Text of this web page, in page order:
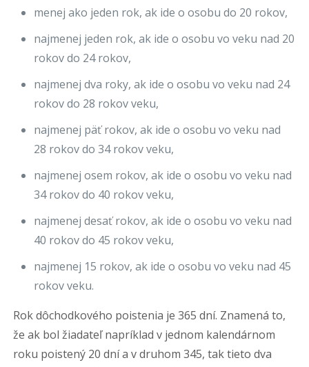
menej ako jeden rok, ak ide o osobu do 20 rokov,
najmenej jeden rok, ak ide o osobu vo veku nad 20
rokov do 24 rokov,
najmenej dva roky, ak ide o osobu vo veku nad 24
rokov do 28 rokov veku,
najmenej päť rokov, ak ide o osobu vo veku nad
28 rokov do 34 rokov veku,
najmenej osem rokov, ak ide o osobu vo veku nad
34 rokov do 40 rokov veku,
najmenej desať rokov, ak ide o osobu vo veku nad
40 rokov do 45 rokov veku,
najmenej 15 rokov, ak ide o osobu vo veku nad 45
rokov veku.
Rok dôchodkového poistenia je 365 dní. Znamená to,
že ak bol žiadateľ napríklad v jednom kalendárnom
roku poistený 20 dní a v druhom 345, tak tieto dva